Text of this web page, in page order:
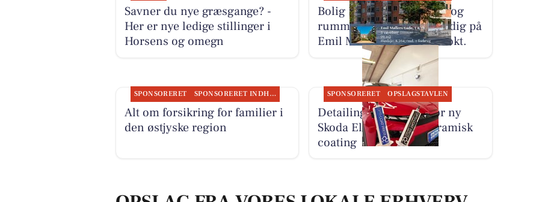
Savner du nye græsgange? -
Her er nye ledige stillinger i
Horsens og omegn
Bolig Horsens har en lys og
rummelig familiebolig ledig på
Emil Møllers Gade fra 1. okt.
SPONSORERET SPONSORERET INDHOLD
Alt om forsikring for familier i
den østjyske region
SPONSORERET OPSLAGSTAVLEN
Detailing Center klargør ny
Skoda Elroq RS med keramisk
coating